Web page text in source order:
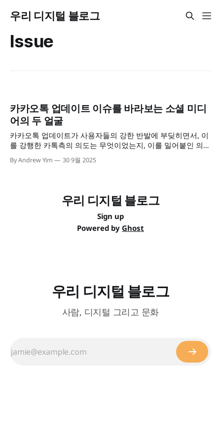
우리 디지털 블로그
Issue
카카오톡 업데이트 이슈를 바라보는 소셜 미디
어의 두 얼굴
카카오톡 업데이트가 사용자들의 강한 반발에 부딪히면서, 이
를 강행한 카톡측의 의도는 무엇이었는지, 이를 밀어붙인 의사
결정과정의 문제부터, 기업 문화에 대한 엇갈린 시선과 소비자
들 대하는 플랫폼사의 관점에 대한 문제제기까지 복잡다단한
By Andrew Yim 30 9월 2025
우리 디지털 블로그
Sign up
Powered by Ghost
우리 디지털 블로그
사람, 디지털 그리고 문화